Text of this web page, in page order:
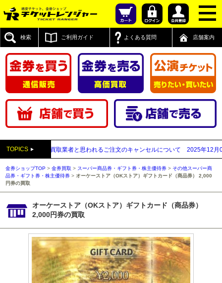
検索 ご利用ガイド よくある質問 店舗案内
TOPICS
が先払い買取業者と思われるご注文のキャンセルについて 2025年12月05日 【
金券ショップTOP >金券買取 > スーパー商品券・ギフト券・株主優待券 > その他スーパー商
品券・ギフト券・株主優待券 > オーケーストア（OKストア）ギフトカード（商品券） 2,000
円券の買取
オーケーストア（OKストア）ギフトカード（商品券）
2,000円券の買取